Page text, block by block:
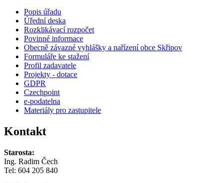
Popis úřadu
Úřední deska
Rozklikávací rozpočet
Povinné informace
Obecně závazné vyhlášky a nařízení obce Skřipov
Formuláře ke stažení
Profil zadavatele
Projekty - dotace
GDPR
Czechpoint
e-podatelna
Materiály pro zastupitele
Kontakt
Starosta:
Ing. Radim Čech
Tel: 604 205 840